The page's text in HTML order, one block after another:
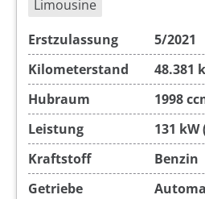
Limousine
Erstzulassung
5/2021
Kilometerstand
48.381
Hubraum
1998
Leistung
131 kW
Kraftstoff
Benzin
Getriebe